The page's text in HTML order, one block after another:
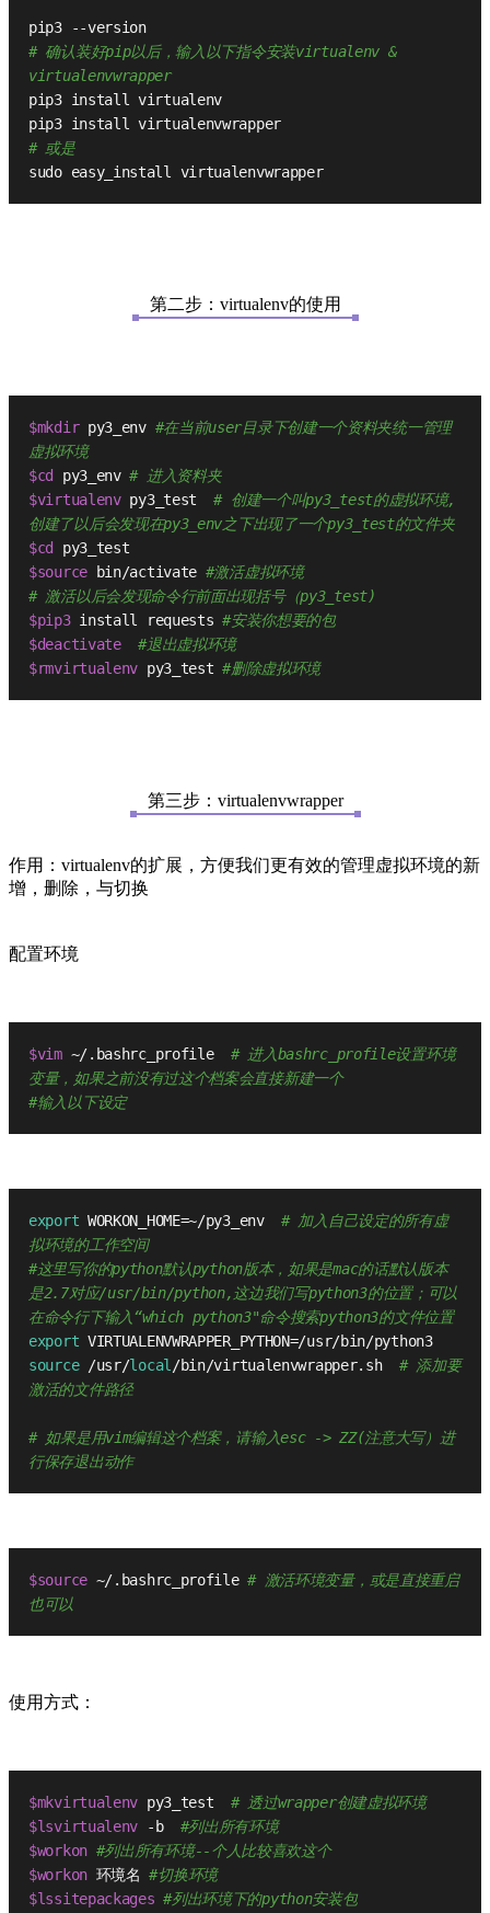
pip3 --version
# 确认装好pip以后，输入以下指令安装virtualenv &
virtualenvwrapper
pip3 install virtualenv
pip3 install virtualenvwrapper
# 或是
sudo easy_install virtualenvwrapper
第二步：virtualenv的使用
$mkdir py3_env #在当前user目录下创建一个资料夹统一管理
虚拟环境
$cd
py3_env # 进入资料夹
$virtualenv py3_test # 创建一个叫py3_test的虚拟环境,
创建了以后会发现在py3_env之下出现了一个py3_test的文件夹
$cd
py3_test
$source bin/activate #激活虚拟环境
# 激活以后会发现命令行前面出现括号（py3_test)
$pip3 install requests #安装你想要的包
$deactivate
#退出虚拟环境
$rmvirtualenv py3_test #删除虚拟环境
第三步：virtualenvwrapper
作用：virtualenv的扩展，方便我们更有效的管理虚拟环境的新
增，删除，与切换
配置环境
$vim ~/.bashrc_profile # 进入bashrc_profile设置环境
变量，如果之前没有过这个档案会直接新建一个
#输入以下设定
export WORKON_HOME=~/py3_env # 加入自己设定的所有虚
拟环境的工作空间
#这里写你的python默认python版本，如果是mac的话默认版本
是2.7对应/usr/bin/python,这边我们写python3的位置；可以
在命令行下输入“which python3"命令搜索python3的文件位置
export VIRTUALENVWRAPPER_PYTHON=/usr/bin/python3
source /usr/local/bin/virtualenvwrapper.sh # 添加要
激活的文件路径
# 如果是用vim编辑这个档案，请输入esc -> ZZ(注意大写）进
行保存退出动作
$source ~/.bashrc_profile # 激活环境变量，或是直接重启
也可以
使用方式：
$mkvirtualenv py3_test # 透过wrapper创建虚拟环境
$lsvirtualenv -b #列出所有环境
$workon #列出所有环境--个人比较喜欢这个
$workon 环境名 #切换环境
$lssitepackages #列出环境下的python安装包